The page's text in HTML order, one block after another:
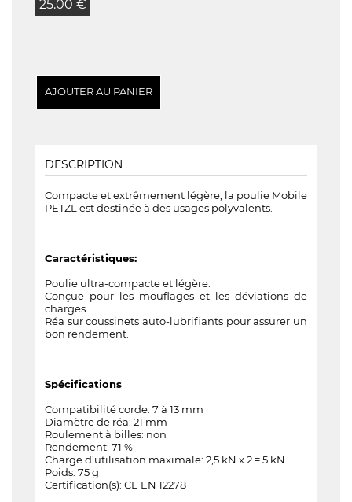
25.00 €
DESCRIPTION
Compacte et extrêmement légère, la poulie Mobile
PETZL est destinée à des usages polyvalents.
Caractéristiques:
Poulie ultra-compacte et légère.
Conçue pour les mouflages et les déviations de
charges.
Réa sur coussinets auto-lubrifiants pour assurer un
bon rendement.
Spécifications
Compatibilité corde: 7 à 13 mm
Diamètre de réa: 21 mm
Roulement à billes: non
Rendement: 71 %
Charge d'utilisation maximale: 2,5 kN x 2 = 5 kN
Poids: 75 g
Certification(s): CE EN 12278